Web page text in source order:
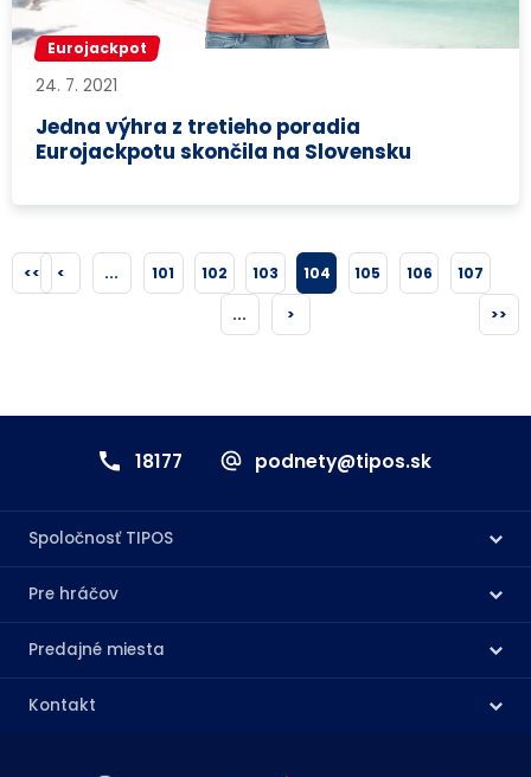
Eurojackpot
24. 7. 2021
Jedna výhra z tretieho poradia
Eurojackpotu skončila na Slovensku
<< < ... 101 102 103 104 105 106 107
... > >>
18177 podnety@tipos.sk
Spoločnosť TIPOS
Pre hráčov
Predajné miesta
Kontakt